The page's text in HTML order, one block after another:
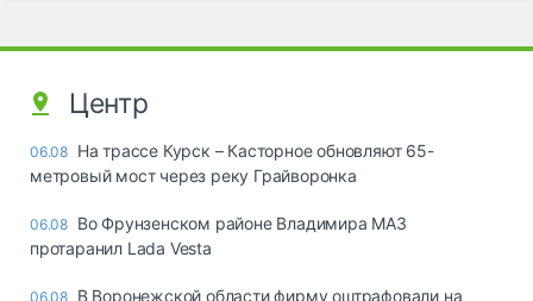
Центр
06.08 На трассе Курск – Касторное обновляют 65-
метровый мост через реку Грайворонка
06.08 Во Фрунзенском районе Владимира МАЗ
протаранил Lada Vesta
06.08 В Воронежской области фирму оштрафовали на